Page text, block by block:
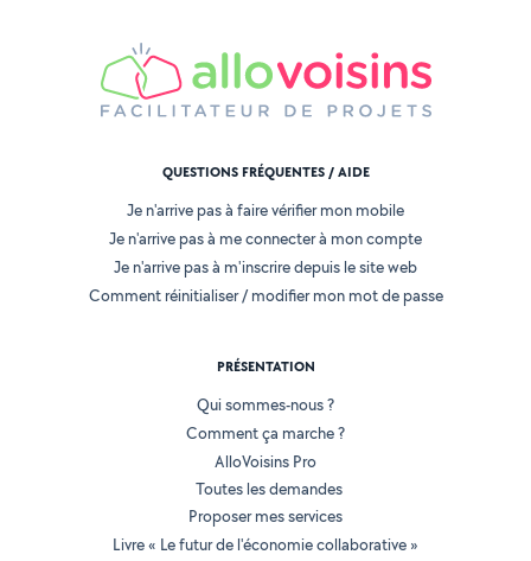
QUESTIONS FRÉQUENTES / AIDE
Je n'arrive pas à faire vérifier mon mobile
Je n'arrive pas à me connecter à mon compte
Je n'arrive pas à m'inscrire depuis le site web
Comment réinitialiser / modifier mon mot de passe
PRÉSENTATION
Qui sommes-nous ?
Comment ça marche ?
AlloVoisins Pro
Toutes les demandes
Proposer mes services
Livre « Le futur de l'économie collaborative »